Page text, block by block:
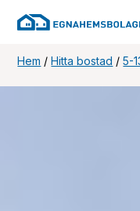
Hem /Hitta bostad /5-